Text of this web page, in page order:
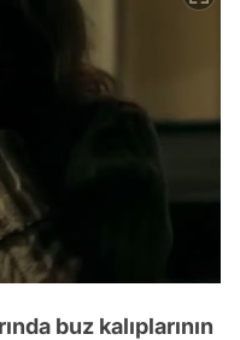
buz kalıplarının